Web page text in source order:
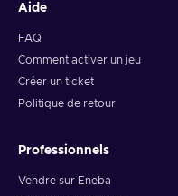
Aide
FAQ
Comment activer un jeu
Créer un ticket
Politique de retour
Professionnels
Vendre sur Eneba